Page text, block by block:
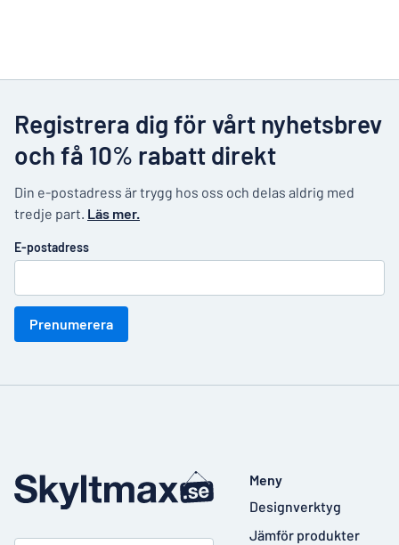
Registrera dig för vårt nyhetsbrev
och få 10% rabatt direkt
Din e-postadress är trygg hos oss och delas aldrig med
tredje part. Läs mer.
E-postadress
Prenumerera
Meny
Designverktyg
Jämför produkter